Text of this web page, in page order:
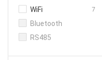
WiFi 7
Bluetooth
RS485